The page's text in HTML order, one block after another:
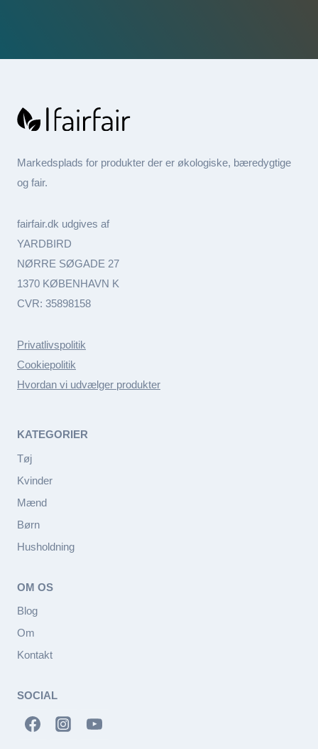
Markedsplads for produkter der er økologiske, bæredygtige
og fair.
fairfair.dk udgives af
YARDBIRD
NØRRE SØGADE 27
1370 KØBENHAVN K
CVR: 35898158
Privatlivspolitik
Cookiepolitik
Hvordan vi udvælger produkter
KATEGORIER
Tøj
Kvinder
Mænd
Børn
Husholdning
OM OS
Blog
Om
Kontakt
SOCIAL